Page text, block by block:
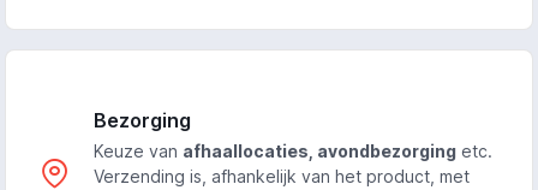
Bezorging
Keuze van afhaallocaties, avondbezorging etc.
Verzending is, afhankelijk van het product, met